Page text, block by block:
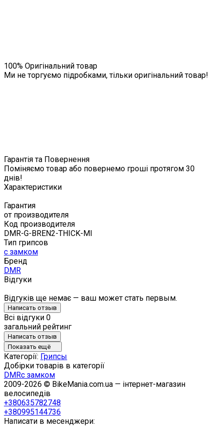
100% Оригінальний товар
Ми не торгуємо підробками, тільки оригінальний товар!
Гарантія та Повернення
Поміняємо товар або повернемо гроші протягом 30
днів!
Характеристики
Гарантия
от производителя
Код производителя
DMR-G-BREN2-THICK-MI
Тип грипсов
с замком
Бренд
DMR
Відгуки
Відгуків ще немає — ваш может стать первым.
Написать отзыв
Всі відгуки 0
загальний рейтинг
Написать отзыв
Показать ещё
Категорії: Грипсы
Добірки товарів в категорії
DMRс замком
2009-2026 © BikeMania.com.ua — інтернет-магазин
велосипедів
+380635782748
+380995144736
Написати в месенджери: